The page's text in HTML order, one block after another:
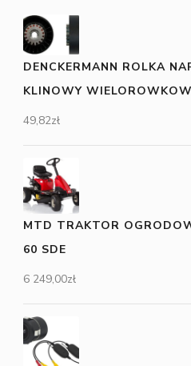
DENCKERMANN ROLKA
KLINOWY
49,82zł
MTD TRAKTOR
60 SDE
6 249,00zł